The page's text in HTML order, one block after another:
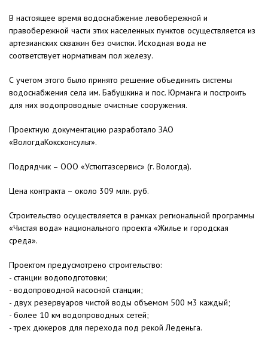
В настоящее время водоснабжение левобережной и
правобережной части этих населенных пунктов осуществляется из
артезианских скважин без очистки. Исходная вода не
соответствует нормативам пол железу.
С учетом этого было принято решение объединить системы
водоснабжения села им. Бабушкина и пос. Юрманга и построить
для них водопроводные очистные сооружения.
Проектную документацию разработало ЗАО
«ВологдаКоксконсульт».
Подрядчик – ООО «Устюггазсервис» (г. Вологда).
Цена контракта – около 309 млн. руб.
Строительство осуществляется в рамках региональной программы
«Чистая вода» национального проекта «Жилье и городская
среда».
Проектом предусмотрено строительство:
- станции водоподготовки;
- водопроводной насосной станции;
- двух резервуаров чистой воды объемом 500 м3 каждый;
- более 10 км водопроводных сетей;
- трех дюкеров для перехода под рекой Леденьга.